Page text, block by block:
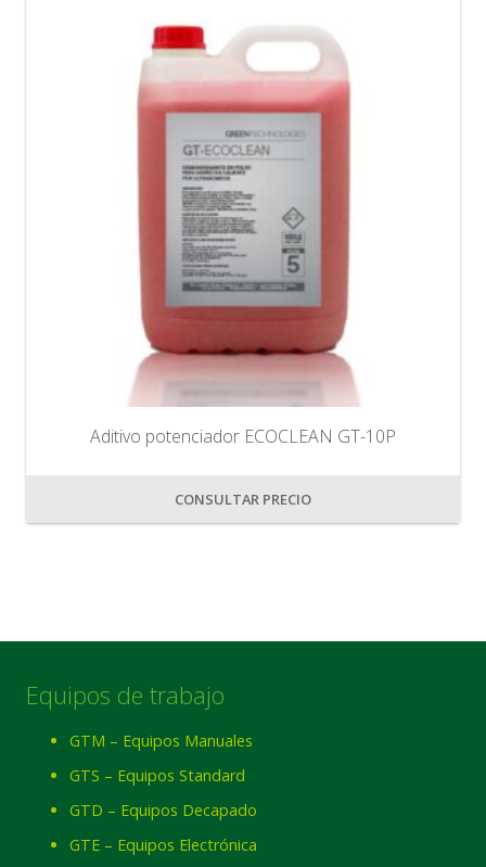
Aditivo potenciador ECOCLEAN GT-10P
CONSULTAR PRECIO
Equipos de trabajo
GTM – Equipos Manuales
GTS – Equipos Standard
GTD – Equipos Decapado
GTE – Equipos Electrónica